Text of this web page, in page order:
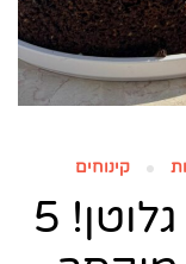
קינוחים
עוגת שוקולד ללא גלוטן! 5